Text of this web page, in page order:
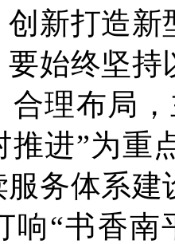
创新打造
始终坚
合理布局
推进”为重
务体系
响“书香